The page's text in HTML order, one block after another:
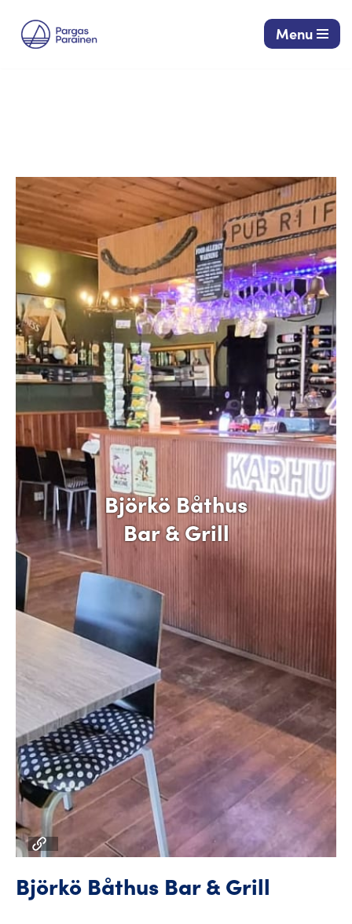
Siirry
Menu
Björkö Båthus
Bar & Grill
Björkö Båthus Bar & Grill